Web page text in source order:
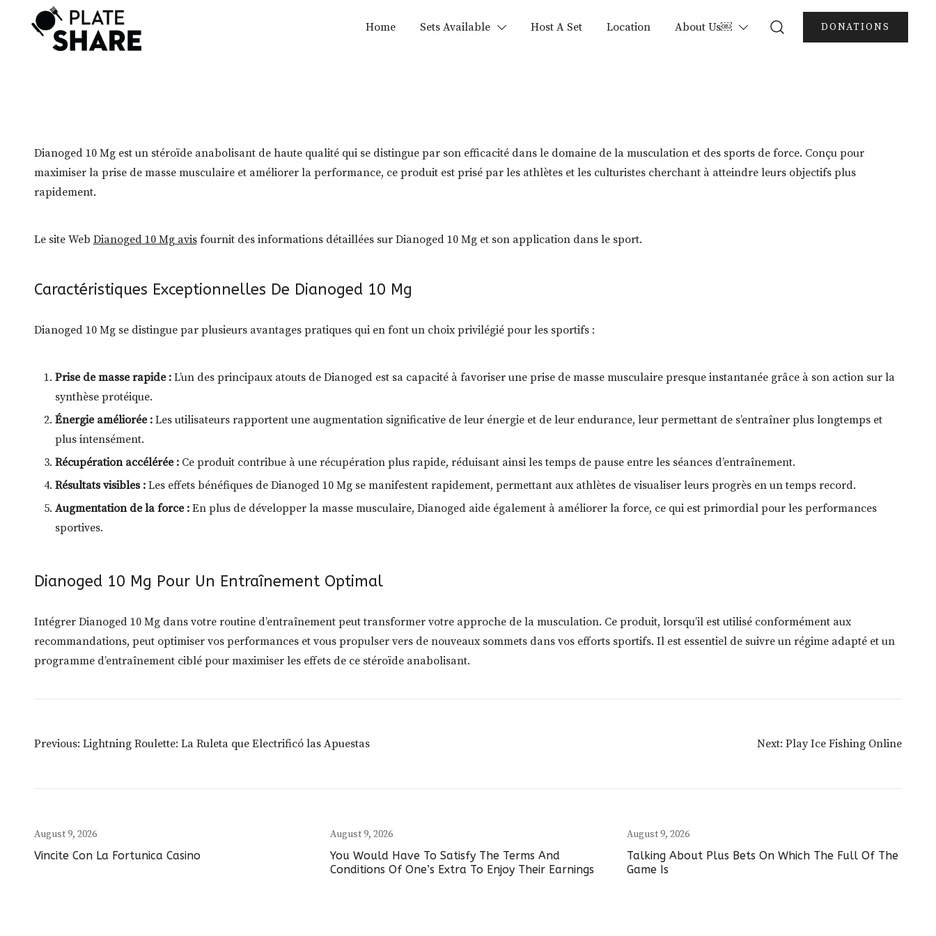
Home Sets Available Host A Set Location About Us￼ DONATIONS
Dianoged 10 Mg est un stéroïde anabolisant de haute qualité qui se distingue par son efficacité dans le domaine de la musculation et des sports de force. Conçu pour
maximiser la prise de masse musculaire et améliorer la performance, ce produit est prisé par les athlètes et les culturistes cherchant à atteindre leurs objectifs plus
rapidement.
Le site Web Dianoged 10 Mg avisfournit des informations détaillées sur Dianoged 10 Mg et son application dans le sport.
Caractéristiques Exceptionnelles De Dianoged 10 Mg
Dianoged 10 Mg se distingue par plusieurs avantages pratiques qui en font un choix privilégié pour les sportifs :
Prise de masse rapide :L’un des principaux atouts de Dianoged est sa capacité à favoriser une prise de masse musculaire presque instantanée grâce à son action sur la
synthèse protéique.
Énergie améliorée :Les utilisateurs rapportent une augmentation significative de leur énergie et de leur endurance, leur permettant de s’entraîner plus longtemps et
plus intensément.
Récupération accélérée :Ce produit contribue à une récupération plus rapide, réduisant ainsi les temps de pause entre les séances d’entraînement.
Résultats visibles :Les effets bénéfiques de Dianoged 10 Mg se manifestent rapidement, permettant aux athlètes de visualiser leurs progrès en un temps record.
Augmentation de la force :En plus de développer la masse musculaire, Dianoged aide également à améliorer la force, ce qui est primordial pour les performances
sportives.
Dianoged 10 Mg Pour Un Entraînement Optimal
Intégrer Dianoged 10 Mg dans votre routine d’entraînement peut transformer votre approche de la musculation. Ce produit, lorsqu’il est utilisé conformément aux
recommandations, peut optimiser vos performances et vous propulser vers de nouveaux sommets dans vos efforts sportifs. Il est essentiel de suivre un régime adapté et un
programme d’entraînement ciblé pour maximiser les effets de ce stéroïde anabolisant.
Post
Previous: Lightning Roulette: La Ruleta que Electrificó las Apuestas Next: Play Ice Fishing Online
August 9, 2026
Vincite Con La Fortunica Casino
August 9, 2026
You Would Have To Satisfy The Terms And
Conditions Of One’s Extra To Enjoy Their Earnings
August 9, 2026
Talking About Plus Bets On Which The Full Of The
Game Is